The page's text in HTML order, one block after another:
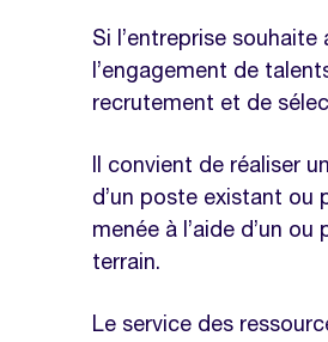
Si l’entreprise
l’engagement de
recrutement et de
Il convient de réaliser
d’un poste existant ou
menée à l’aide d’un
terrain.
Le service des